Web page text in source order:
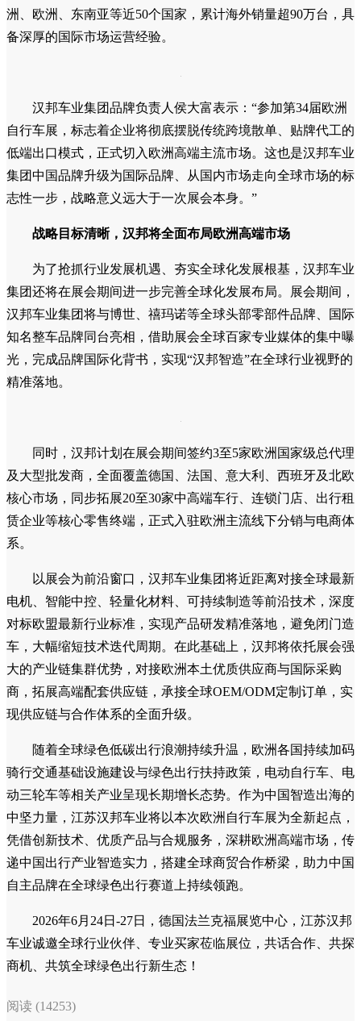
洲、欧洲、东南亚等近50个国家，累计海外销量超90万台，具
备深厚的国际市场运营经验。
汉邦车业集团品牌负责人侯大富表示：“参加第34届欧洲
自行车展，标志着企业将彻底摆脱传统跨境散单、贴牌代工的
低端出口模式，正式切入欧洲高端主流市场。这也是汉邦车业
集团中国品牌升级为国际品牌、从国内市场走向全球市场的标
志性一步，战略意义远大于一次展会本身。”
战略目标清晰， 汉邦将全面布局欧洲高端市场
为了抢抓行业发展机遇、夯实全球化发展根基，汉邦车业
集团还将在展会期间进一步完善全球化发展布局。展会期间，
汉邦车业集团将与博世、禧玛诺等全球头部零部件品牌、国际
知名整车品牌同台亮相，借助展会全球百家专业媒体的集中曝
光，完成品牌国际化背书，实现“汉邦智造”在全球行业视野的
精准落地。
同时，汉邦计划在展会期间签约3至5家欧洲国家级总代理
及大型批发商，全面覆盖德国、法国、意大利、西班牙及北欧
核心市场，同步拓展20至30家中高端车行、连锁门店、出行租
赁企业等核心零售终端，正式入驻欧洲主流线下分销与电商体
系。
以展会为前沿窗口，汉邦车业集团将近距离对接全球最新
电机、智能中控、轻量化材料、可持续制造等前沿技术，深度
对标欧盟最新行业标准，实现产品研发精准落地，避免闭门造
车，大幅缩短技术迭代周期。在此基础上，汉邦将依托展会强
大的产业链集群优势，对接欧洲本土优质供应商与国际采购
商，拓展高端配套供应链，承接全球OEM/ODM定制订单，实
现供应链与合作体系的全面升级。
随着全球绿色低碳出行浪潮持续升温，欧洲各国持续加码
骑行交通基础设施建设与绿色出行扶持政策，电动自行车、电
动三轮车等相关产业呈现长期增长态势。作为中国智造出海的
中坚力量，江苏汉邦车业将以本次欧洲自行车展为全新起点，
凭借创新技术、优质产品与合规服务，深耕欧洲高端市场，传
递中国出行产业智造实力，搭建全球商贸合作桥梁，助力中国
自主品牌在全球绿色出行赛道上持续领跑。
2026年6月24日-27日，德国法兰克福展览中心，江苏汉邦
车业诚邀全球行业伙伴、专业买家莅临展位，共话合作、共探
商机、共筑全球绿色出行新生态！
阅读 (14253)